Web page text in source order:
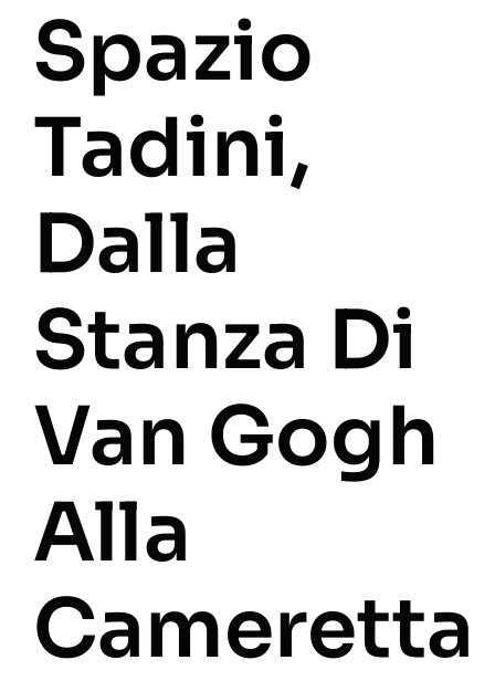
Spazio
Tadini,
Dalla
Stanza Di
Van Gogh
Alla
Cameretta